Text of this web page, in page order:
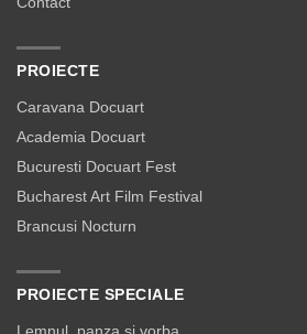
PROIECTE
Caravana Docuart
Academia Docuart
Bucuresti Docuart Fest
Bucharest Art Film Festival
Brancusi Nocturn
PROIECTE SPECIALE
Lemnul, panza si vorba